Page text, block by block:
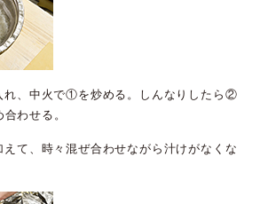
れ、中火で①を炒める。しんなりしたら②
わせる。
て、時々混ぜ合わせながら汁けがなくな